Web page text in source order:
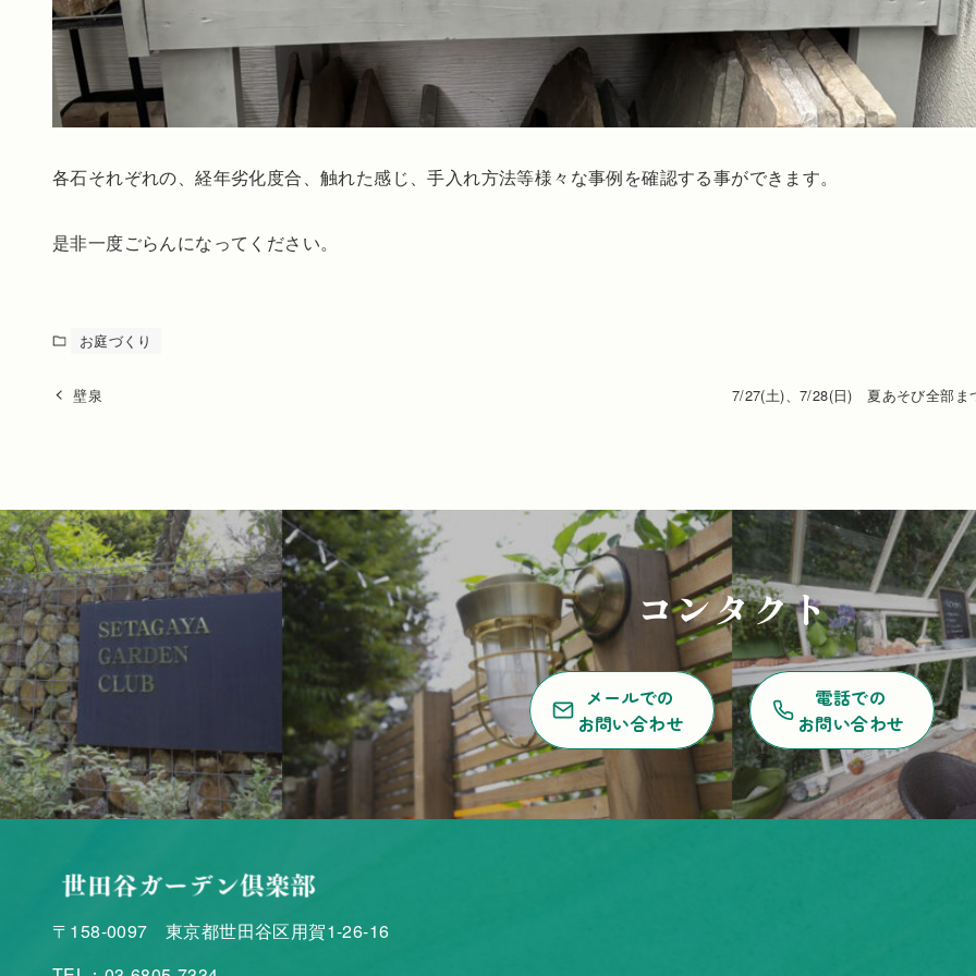
各石それぞれの、経年劣化度合、触れた感じ、手入れ方法等様々な事例を確認する事ができます。
是非一度ごらんになってください。
お庭づくり
壁泉 7/27(土)、7/28(日) 夏あそび全部ま
コンタクト
メールでの
お問い合わせ
電話での
お問い合わせ
〒158-0097 東京都世田谷区用賀1-26-16